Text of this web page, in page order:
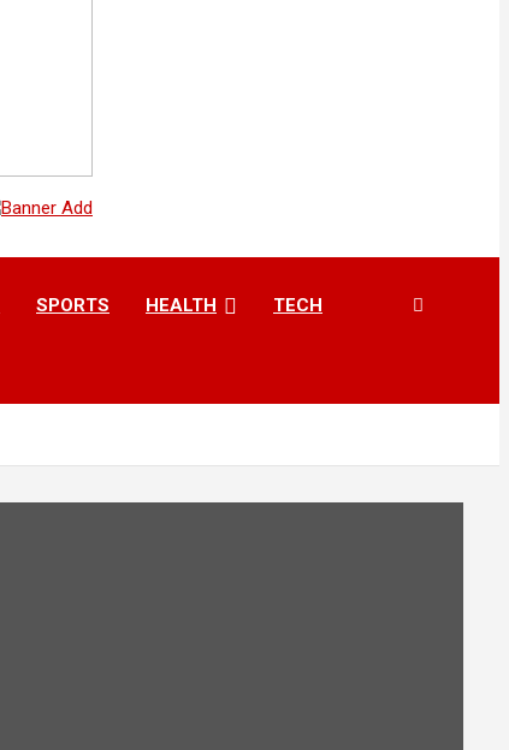
SPORTS HEALTH TECH